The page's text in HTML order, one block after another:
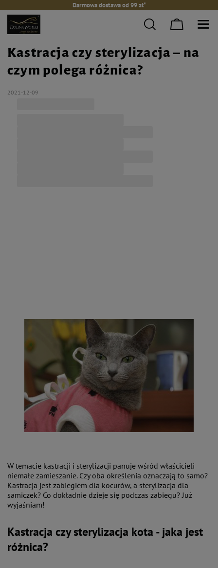
Darmowa dostawa od 99 zł*
Kastracja czy sterylizacja – na
czym polega różnica?
2021-12-09
W temacie kastracji i sterylizacji panuje wśród właścicieli
niemałe zamieszanie. Czy oba określenia oznaczają to samo?
Kastracja jest zabiegiem dla kocurów, a sterylizacja dla
samiczek? Co dokładnie dzieje się podczas zabiegu? Już
wyjaśniam!
Kastracja czy sterylizacja kota - jaka jest
różnica?